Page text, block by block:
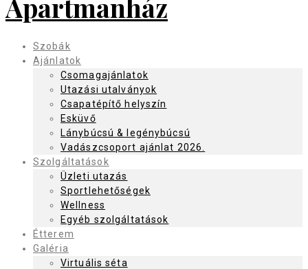
Szobák
Ajánlatok
Csomagajánlatok
Utazási utalványok
Csapatépítő helyszín
Esküvő
Lánybúcsú & legénybúcsú
Vadászcsoport ajánlat 2026.
Szolgáltatások
Üzleti utazás
Sportlehetőségek
Wellness
Egyéb szolgáltatások
Étterem
Galéria
Virtuális séta